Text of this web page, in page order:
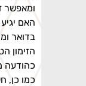
ומאפשר זמן
האם יגיע
בדואר ומה
הזימון
כהודעה
כמו כן, חשוב